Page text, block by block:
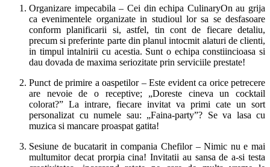
Organizare impecabila – Cei din echipa CulinaryOn au grija
ca evenimentele organizate in studioul lor sa se desfasoare
conform planificarii si, astfel, tin cont de fiecare detaliu,
precum si preferinte parte din planul intocmit alaturi de clienti,
in timpul intalnirii cu acestia. Sunt o echipa constiincioasa si
dau dovada de maxima seriozitate prin serviciile prestate!
Punct de primire a oaspetilor – Este evident ca orice petrecere
are nevoie de o receptive; „Doreste cineva un cocktail
colorat?” La intrare, fiecare invitat va primi cate un sort
personalizat cu numele sau: „Faina-party”? Se va lasa cu
muzica si mancare proaspat gatita!
Sesiune de bucatarit in compania Chefilor – Nimic nu e mai
multumitor decat prorpia cina! Invitatii au sansa de a-si testa